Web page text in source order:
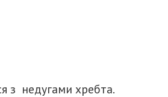
з недугами хребта.